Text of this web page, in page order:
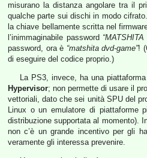
misurano la distanza angolare tra il
qualche parte sui dischi in modo
la chiave bellamente scritta nel
l’inimmaginabile password
password, ora è “matshita dvd-game”!
di eseguire del codice proprio.)
La PS3, invece, ha una
Hypervisor; non permette di usare il
vettoriali, dato che sei unità SPU del
Linux o un emulatore di piattaforme
distribuzione supportata al momento).
non c’è un grande incentivo per gli
veramente gli interessa prevenire.